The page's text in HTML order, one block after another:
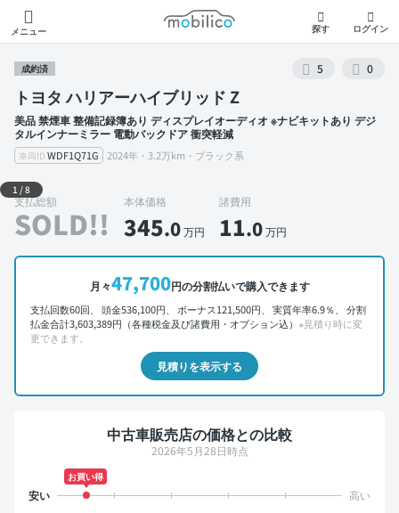
メニュー
モビリコ
探す ログイン
成約済 5 0
トヨタ ハリアーハイブリッド Z
美品 禁煙車 整備記録簿あり ディスプレイオーディオ ※ナビキットあり デジ
タルインナーミラー 電動バックドア 衝突軽減
車両ID WDF1Q71G 2024年・3.2万km・ブラック系
外装 左前
1 /8
支払総額
SOLD!!
本体価格
345.0万円
諸費用
11.0万円
月々47,700円の分割払いで購入できます
支払回数60回、 頭金536,100円、 ボーナス121,500円、 実質年率6.9％、 分割
払金合計3,603,389円（各種税金及び諸費用・オプション込） ※見積り時に変
更できます。
見積りを表示する
中古車販売店の価格との比較
2026年5月28日時点
お買い得